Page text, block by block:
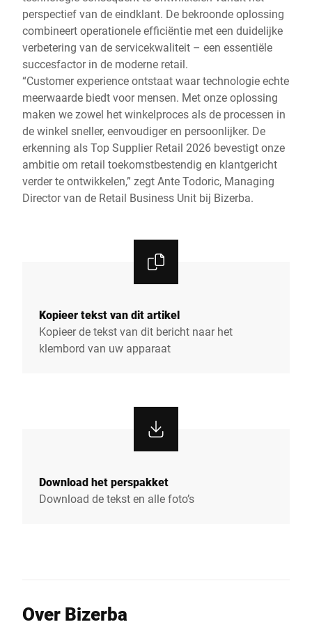
perspectief van de eindklant. De bekroonde oplossing
combineert operationele efficiëntie met een duidelijke
verbetering van de servicekwaliteit – een essentiële
succesfactor in de moderne retail.
“Customer experience ontstaat waar technologie echte
meerwaarde biedt voor mensen. Met onze oplossing
maken we zowel het winkelproces als de processen in
de winkel sneller, eenvoudiger en persoonlijker. De
erkenning als Top Supplier Retail 2026 bevestigt onze
ambitie om retail toekomstbestendig en klantgericht
verder te ontwikkelen,” zegt Ante Todoric, Managing
Director van de Retail Business Unit bij Bizerba.
Kopieer tekst van dit artikel
Kopieer de tekst van dit bericht naar het
klembord van uw apparaat
Download het perspakket
Download de tekst en alle foto’s
Over Bizerba